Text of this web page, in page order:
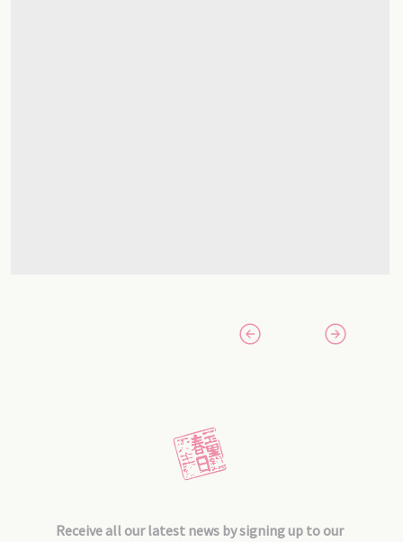
Receive all our latest news by signing up to our